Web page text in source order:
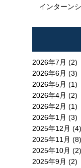
インターン
2026年7月 (2)
2026年6月 (3)
2026年5月 (1)
2026年4月 (2)
2026年2月 (1)
2026年1月 (3)
2025年12月 (4)
2025年11月 (8)
2025年10月 (2)
2025年9月 (2)